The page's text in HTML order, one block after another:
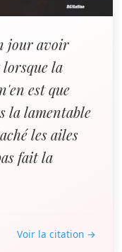
jour avoir
la
est que
la lamentable
les ailes
fait la
Voir la citation →